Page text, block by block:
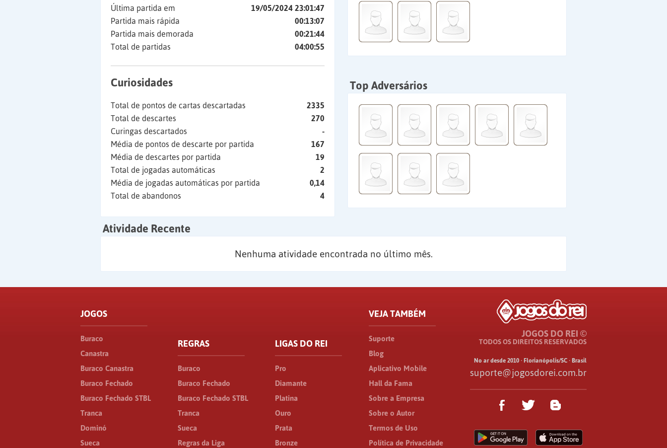
Última partida em
19/05/2024 23:01:47
Partida mais rápida
00:13:07
Partida mais demorada
00:21:44
Total de partidas
04:00:55
Curiosidades
Total de pontos de cartas descartadas
2335
Total de descartes
270
Curingas descartados
-
Média de pontos de descarte por partida
167
Média de descartes por partida
19
Total de jogadas automáticas
2
Média de jogadas automáticas por partida
0,14
Total de abandonos
4
Top Adversários
Atividade Recente
Nenhuma atividade encontrada no último mês.
JOGOS
Buraco
Canastra
Buraco Canastra
Buraco Fechado
Buraco Fechado STBL
Tranca
Dominó
Sueca
REGRAS
Buraco
Buraco Fechado
Buraco Fechado STBL
Tranca
Sueca
Regras da Liga
LIGAS DO REI
Pro
Diamante
Platina
Ouro
Prata
Bronze
VEJA TAMBÉM
Suporte
Blog
Aplicativo Mobile
Hall da Fama
Sobre a Empresa
Sobre o Autor
Termos de Uso
Política de Privacidade
JOGOS DO REI ©
TODOS OS DIREITOS RESERVADOS
No ar desde 2010 · Florianópolis/SC · Brasil
suporte@jogosdorei.com.br